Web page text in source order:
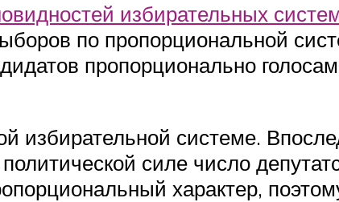
избирательных
по пропорциональной
пропорционально
избирательной системе.
силе число
характер,